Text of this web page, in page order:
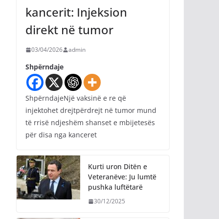
kancerit: Injeksion
direkt në tumor
03/04/2026 admin
Shpërndaje
ShpërndajeNjë vaksinë e re që
injektohet drejtpërdrejt në tumor mund
të rrisë ndjeshëm shanset e mbijetesës
për disa nga kanceret
Kurti uron Ditën e
Veteranëve: Ju lumtë
pushka luftëtarë
30/12/2025